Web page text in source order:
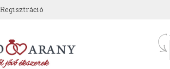
Regisztráció